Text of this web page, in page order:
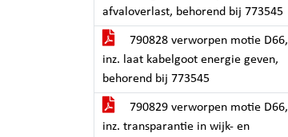
afvaloverlast, behorend bij 773545
790828 verworpen motie D66,
inz. laat kabelgoot energie geven,
behorend bij 773545
790829 verworpen motie D66,
inz. transparantie in wijk- en